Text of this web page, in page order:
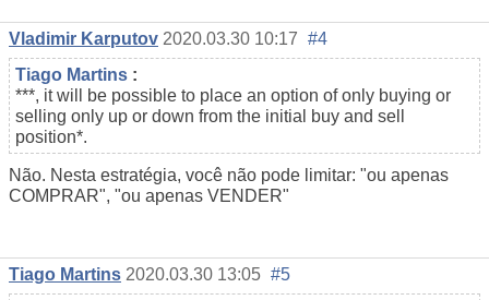
Vladimir Karputov 2020.03.30 10:17 #4
Tiago Martins :
***, it will be possible to place an option of only buying or
selling only up or down from the initial buy and sell
position*.
Não. Nesta estratégia, você não pode limitar: "ou apenas
COMPRAR", "ou apenas VENDER"
Tiago Martins 2020.03.30 13:05 #5